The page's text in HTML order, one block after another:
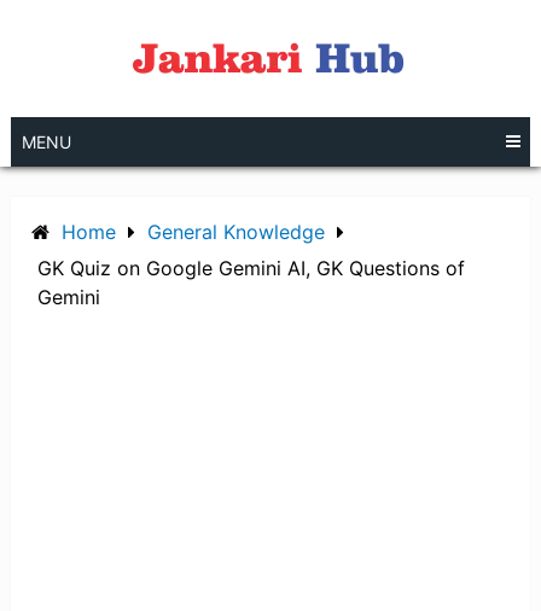
MENU
Home
General Knowledge
GK Quiz on Google Gemini AI, GK Questions of
Gemini